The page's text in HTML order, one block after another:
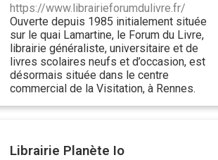
https://www.librairieforumdulivre.fr/
Ouverte depuis 1985 initialement située
sur le quai Lamartine, le Forum du Livre,
librairie généraliste, universitaire et de
livres scolaires neufs et d’occasion, est
désormais située dans le centre
commercial de la Visitation, à Rennes.
Librairie Planète Io